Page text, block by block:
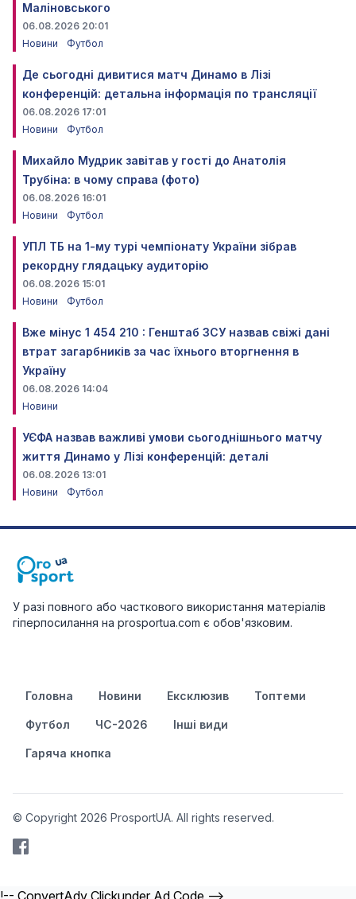
Маліновського
06.08.2026 20:01
Новини
Футбол
Де сьогодні дивитися матч Динамо в Лізі
конференцій: детальна інформація по трансляції
06.08.2026 17:01
Новини
Футбол
Михайло Мудрик завітав у гості до Анатолія
Трубіна: в чому справа (фото)
06.08.2026 16:01
Новини
Футбол
УПЛ ТБ на 1-му турі чемпіонату України зібрав
рекордну глядацьку аудиторію
06.08.2026 15:01
Новини
Футбол
Вже мінус 1 454 210 : Генштаб ЗСУ назвав свіжі дані
втрат загарбників за час їхнього вторгнення в
Україну
06.08.2026 14:04
Новини
УЄФА назвав важливі умови сьогоднішнього матчу
життя Динамо у Лізі конференцій: деталі
06.08.2026 13:01
Новини
Футбол
У разі повного або часткового використання матеріалів
гіперпосилання на prosportua.com є обов'язковим.
Головна Новини Ексклюзив Топтеми
Футбол ЧС-2026 Інші види
Гаряча кнопка
© Copyright 2026 ProsportUA. All rights reserved.